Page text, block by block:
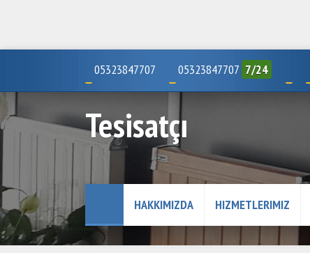
05323847707 05323847707 7/24
Tesisatçı
HAKKIMIZDA HIZMETLERIMIZ